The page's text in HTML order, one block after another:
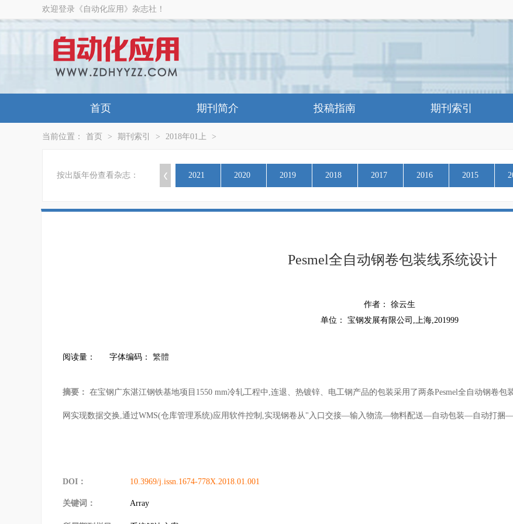
欢迎登录《自动化应用》杂志社！
首页 期刊简介 投稿指南 期刊索引
当前位置： 首页 > 期刊索引 > 2018年01上 >
按出版年份查看杂志： 2021 2020 2019 2018 2017 2016 2015
Pesmel全自动钢卷包装线系统设计
作者： 徐云生
单位： 宝钢发展有限公司,上海,201999
阅读量： 字体编码： 繁體
摘要： 在宝钢广东湛江钢铁基地项目1550 mm冷轧工程中,连退、热镀锌、电工钢产品的包装采用了两条Pesmel全自动钢卷
网实现数据交换,通过WMS(仓库管理系统)应用软件控制,实现钢卷从"入口交接—输入物流—物料配送—自动包装—自动打捆
DOI： 10.3969/j.issn.1674-778X.2018.01.001
关键词： Array